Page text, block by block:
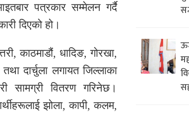
पत्रकार सम्मेलन गर्दै
दिएको हो।
काठमाडौं, धादिङ, गोरखा,
दार्चुला लगायत जिल्लाका
सामग्री वितरण गरिनेछ।
झोला, कापी, कलम,